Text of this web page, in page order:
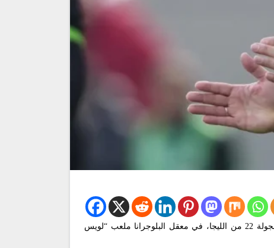
أشاد الألماني هانز فليك، مدرب برشلونة، بأداء لاعبيه عقب الانتصار (1-0) خلال مواجهة ديبورتيفو ألافيس، مساء الأحد، ضمن الجولة 22 من الليجا، في معقل البلوجرانا ملعب “لويس